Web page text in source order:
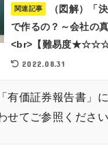
関連記事
（図解）「
で作るの？～会社の
<br>【難易度
2022.08.31
有価証券報告書」
せてご参照ください